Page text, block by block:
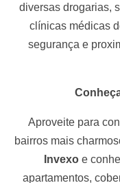
diversas drogarias,
clínicas médicas
segurança e
Aproveite para
bairros mais
Invexoe
apartamentos,